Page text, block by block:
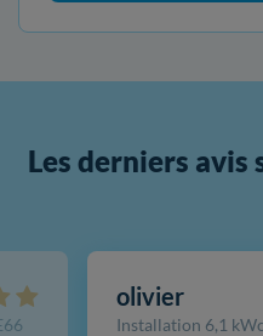
Les derniers
olivier
Installation 6,1